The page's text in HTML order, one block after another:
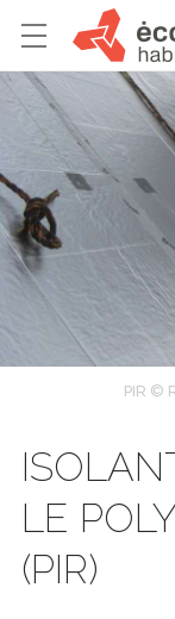
PIR ©
LE
(PIR)